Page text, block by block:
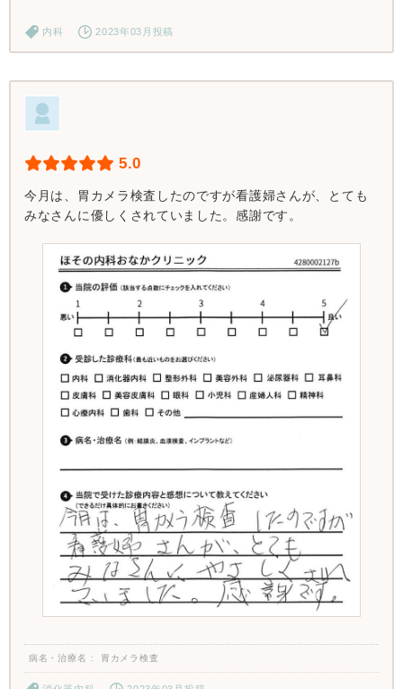
内科 2023年03月投稿
5.0
今月は、胃カメラ検査したのですが看護婦さんが、とても
みなさんに優しくされていました。感謝です。
病名・治療名 胃カメラ検査